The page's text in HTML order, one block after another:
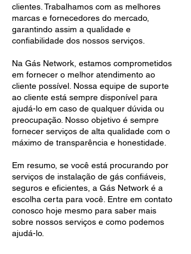
clientes. Trabalhamos com as melhores
marcas e fornecedores do mercado,
garantindo assim a qualidade e
confiabilidade dos nossos serviços.
Na Gás Network, estamos comprometidos
em fornecer o melhor atendimento ao
cliente possível. Nossa equipe de suporte
ao cliente está sempre disponível para
ajudá-lo em caso de qualquer dúvida ou
preocupação. Nosso objetivo é sempre
fornecer serviços de alta qualidade com o
máximo de transparência e honestidade.
Em resumo, se você está procurando por
serviços de instalação de gás confiáveis,
seguros e eficientes, a Gás Network é a
escolha certa para você. Entre em contato
conosco hoje mesmo para saber mais
sobre nossos serviços e como podemos
ajudá-lo.